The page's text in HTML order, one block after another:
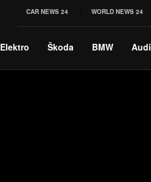
CAR NEWS 24 WORLD NEWS 24
Elektro Škoda BMW Audi